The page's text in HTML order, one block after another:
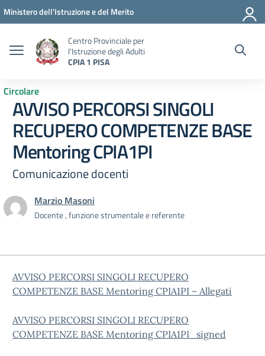
Vai ai contenuti
Vai al menu di navigazione
Vai al footer
Ministero dell'Istruzione e del Merito
Centro Provinciale per
l'Istruzione degli Adulti
CPIA 1 PISA
Circolare
AVVISO PERCORSI SINGOLI
RECUPERO COMPETENZE BASE
Mentoring CPIA1PI
Comunicazione docenti
Marzio Masoni
Docente , funzione strumentale e referente
AVVISO PERCORSI SINGOLI RECUPERO
COMPETENZE BASE Mentoring CPIA1PI – Allegati
AVVISO PERCORSI SINGOLI RECUPERO
COMPETENZE BASE Mentoring CPIA1PI_signed